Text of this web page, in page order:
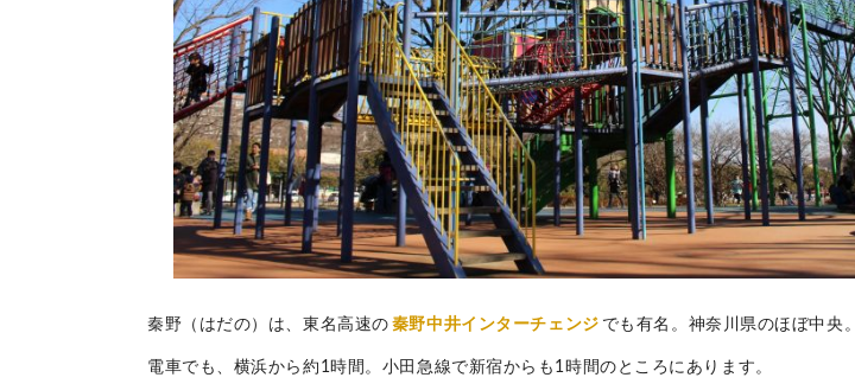
秦野（はだの）は、東名高速の 秦野中井インターチェンジ でも有名。神奈川県のほぼ中央。
電車でも、横浜から約1時間。小田急線で新宿からも1時間のところにあります。